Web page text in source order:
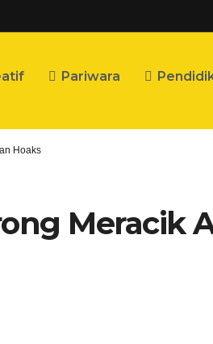
Pariwara
Hoaks
Meracik